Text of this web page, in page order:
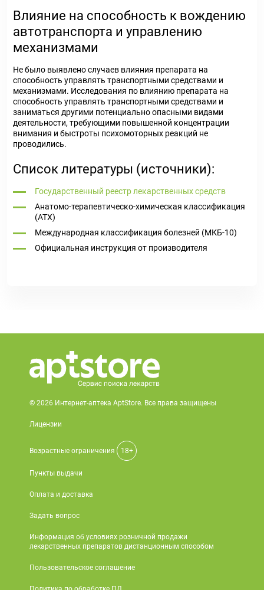
Влияние на способность к вождению
автотранспорта и управлению
механизмами
Не было выявлено случаев влияния препарата на
способность управлять транспортными средствами и
механизмами. Исследования по влиянию препарата на
способность управлять транспортными средствами и
заниматься другими потенциально опасными видами
деятельности, требующими повышенной концентрации
внимания и быстроты психомоторных реакций не
проводились.
Список литературы (источники):
Государственный реестр лекарственных средств
Анатомо-терапевтическо-химическая классификация
(ATX)
Международная классификация болезней (МКБ-10)
Официальная инструкция от производителя
© 2026 Интернет-аптека AptStore. Все права защищены
Лицензии
Возрастные ограничения 18+
Пункты выдачи
Оплата и доставка
Задать вопрос
Информация об условиях розничной продажи
лекарственных препаратов дистанционным способом
Пользовательское соглашение